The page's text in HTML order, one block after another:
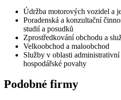
Údržba motorových vozidel a
Poradenská a konzultační
studií a posudků
Zprostředkování obchodu a
Velkoobchod a maloobchod
Služby v oblasti
hospodářské povahy
Podobné firmy